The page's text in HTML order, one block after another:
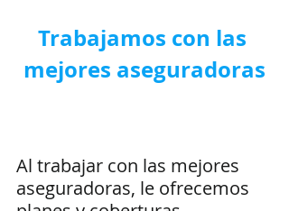
Trabajamos con las
mejores aseguradoras
Al trabajar con las mejores
aseguradoras, le ofrecemos